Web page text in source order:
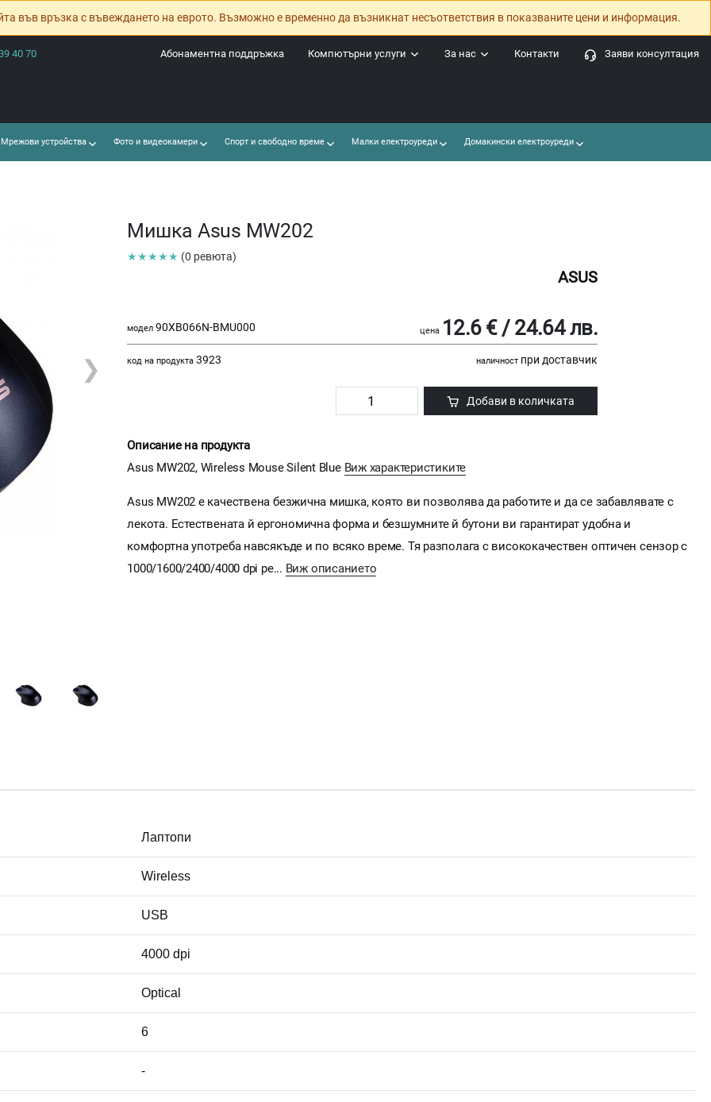
във връзка с въвеждането на еврото. Възможно е временно да възникнат несъответствия в показваните цени и информация.
40 70 Заяви консултация
Контакти
За нас
Компютърни услуги
Абонаментна поддръжка
устройства Фото и видеокамери Спорт и свободно време Малки електроуреди Домакински електроуреди
❯
Мишка Asus MW202
★★★★★ (0 ревюта)
ASUS
модел 90XB066N-BMU000 цена 12.6 € / 24.64 лв.
код на продукта 3923 наличност при доставчик
Добави в количката
Описание на продукта
Asus MW202, Wireless Mouse Silent Blue Виж характеристиките
Asus MW202 е качествена безжична мишка, която ви позволява да работите и да се забавлявате с
лекота. Естествената й ергономична форма и безшумните й бутони ви гарантират удобна и
комфортна употреба навсякъде и по всяко време. Тя разполага с висококачествен оптичен сензор с
1000/1600/2400/4000 dpi ре... Виж описанието
Лаптопи
Wireless
USB
4000 dpi
Optical
6
-